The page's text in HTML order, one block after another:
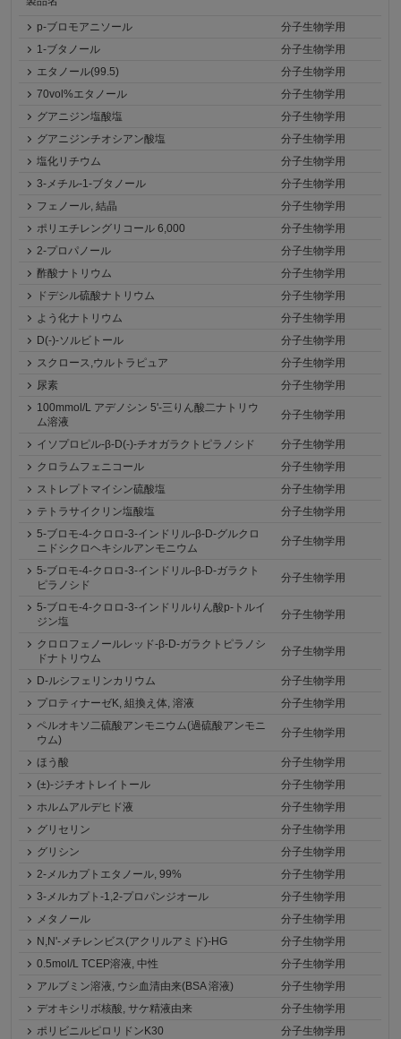
p-ブロモアニソール
分子生物学用
1-ブタノール
分子生物学用
エタノール(99.5)
分子生物学用
70vol%エタノール
分子生物学用
グアニジン塩酸塩
分子生物学用
グアニジンチオシアン酸塩
分子生物学用
塩化リチウム
分子生物学用
3-メチル-1-ブタノール
分子生物学用
フェノール, 結晶
分子生物学用
ポリエチレングリコール 6,000
分子生物学用
2-プロパノール
分子生物学用
酢酸ナトリウム
分子生物学用
ドデシル硫酸ナトリウム
分子生物学用
よう化ナトリウム
分子生物学用
D(-)-ソルビトール
分子生物学用
スクロース,ウルトラピュア
分子生物学用
尿素
分子生物学用
100mmol/L アデノシン 5'-三りん酸二ナトリウ
ム溶液
分子生物学用
イソプロピル-β-D(-)-チオガラクトピラノシド
分子生物学用
クロラムフェニコール
分子生物学用
ストレプトマイシン硫酸塩
分子生物学用
テトラサイクリン塩酸塩
分子生物学用
5-ブロモ-4-クロロ-3-インドリル-β-D-グルクロ
ニドシクロヘキシルアンモニウム
分子生物学用
5-ブロモ-4-クロロ-3-インドリル-β-D-ガラクト
ピラノシド
分子生物学用
5-ブロモ-4-クロロ-3-インドリルりん酸p-トルイ
ジン塩
分子生物学用
クロロフェノールレッド-β-D-ガラクトピラノシ
ドナトリウム
分子生物学用
D-ルシフェリンカリウム
分子生物学用
プロティナーゼK, 組換え体, 溶液
分子生物学用
ペルオキソ二硫酸アンモニウム(過硫酸アンモニ
ウム)
分子生物学用
ほう酸
分子生物学用
(±)-ジチオトレイトール
分子生物学用
ホルムアルデヒド液
分子生物学用
グリセリン
分子生物学用
グリシン
分子生物学用
2-メルカプトエタノール, 99%
分子生物学用
3-メルカプト-1,2-プロパンジオール
分子生物学用
メタノール
分子生物学用
N,N'-メチレンビス(アクリルアミド)-HG
分子生物学用
0.5mol/L TCEP溶液, 中性
分子生物学用
アルブミン溶液, ウシ血清由来(BSA 溶液)
分子生物学用
デオキシリボ核酸, サケ精液由来
分子生物学用
ポリビニルピロリドンK30
分子生物学用